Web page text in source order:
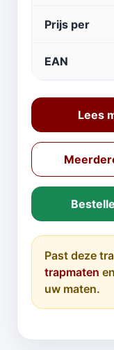
Prijs per
EAN
Lees
Past deze
trapmaten
uw maten.